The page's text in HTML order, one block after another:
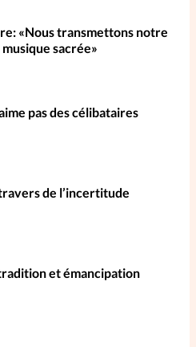
«Nous transmettons notre
sacrée»
pas des célibataires
de l’incertitude
et émancipation